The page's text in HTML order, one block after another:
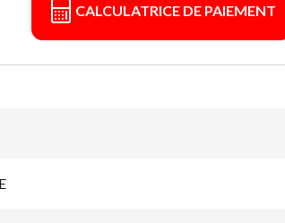
CALCULATRICE DE PAIEMENT